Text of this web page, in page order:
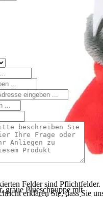
graue Plueschpuppe mit
Felder sind Pflichtfelder.
erklären Sie, dass Sie